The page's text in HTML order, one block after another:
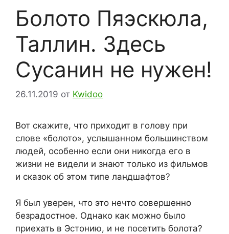
Болото Пяэскюла,
Таллин. Здесь
Сусанин не нужен!
26.11.2019 от Kwidoo
Вот скажите, что приходит в голову при
слове «болото», услышанном большинством
людей, особенно если они никогда его в
жизни не видели и знают только из фильмов
и сказок об этом типе ландшафтов?
Я был уверен, что это нечто совершенно
безрадостное. Однако как можно было
приехать в Эстонию, и не посетить болота?